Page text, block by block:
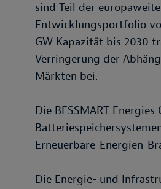
sind Teil der
Entwicklungsportfolio
GW Kapazität bis 2030
Verringerung der
Märkten bei.
Die BESSMART
Erneuerbare-Energien-
Die Energie- und